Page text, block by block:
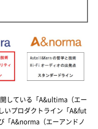
している「A&ultima（エー
いプロダクトライン「A&fut
「A&norma（エーアンドノ